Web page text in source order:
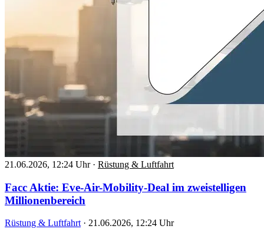
21.06.2026, 12:24 Uhr · Rüstung & Luftfahrt
Facc Aktie: Eve-Air-Mobility-Deal im zweistelligen
Millionenbereich
Rüstung & Luftfahrt · 21.06.2026, 12:24 Uhr